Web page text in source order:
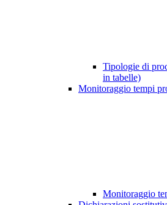
Tipologie di
in tabelle)
Monitoraggio tempi
Monitoraggio